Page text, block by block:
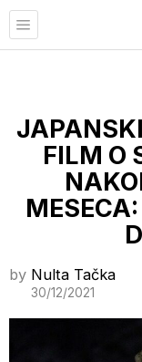
FILM O
by Nulta Tačka
30/12/2021